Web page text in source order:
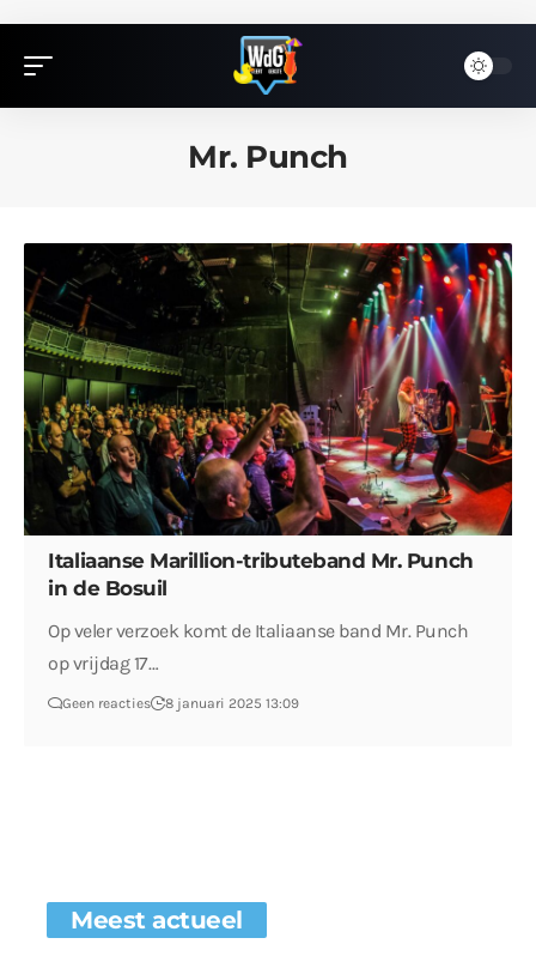
Mr. Punch
Italiaanse Marillion-tributeband Mr. Punch
in de Bosuil
Op veler verzoek komt de Italiaanse band Mr. Punch
op vrijdag 17…
Geen reacties 8 januari 2025 13:09
Meest actueel